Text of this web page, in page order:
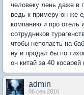
человеку лень даже в
ведь к примеру он же
компанию и про отель
сотрудников
чтобы непопасть на
ну и продал бы по
он китай за 40 косарей
admin
06 сен 2016